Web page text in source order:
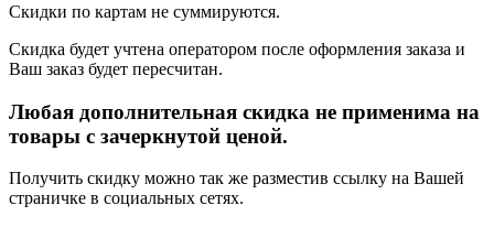
Скидки по картам не суммируются.
Скидка будет учтена оператором после оформления заказа и
Ваш заказ будет пересчитан.
Любая дополнительная скидка не применима на
товары с зачеркнутой ценой.
Получить скидку можно так же разместив ссылку на Вашей
страничке в социальных сетях.